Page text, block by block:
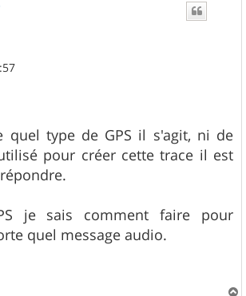
quel type de GPS il s'agit, ni de
pour créer cette trace il est
je sais comment faire pour
quel message audio.